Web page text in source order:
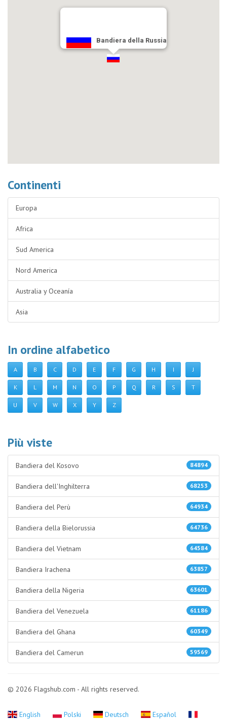
Bandiera della Russia
Continenti
Europa
Africa
Sud America
Nord America
Australia y Oceanía
Asia
In ordine alfabetico
A B C D E F G H I J
K L M N O P Q R S T
U V W X Y Z
Più viste
84894
Bandiera del Kosovo
68253
Bandiera dell'Inghilterra
64934
Bandiera del Perù
64736
Bandiera della Bielorussia
64584
Bandiera del Vietnam
63857
Bandiera Irachena
63601
Bandiera della Nigeria
61186
Bandiera del Venezuela
60349
Bandiera del Ghana
59569
Bandiera del Camerun
© 2026 Flagshub.com - All rights reserved.
English Polski Deutsch
Español